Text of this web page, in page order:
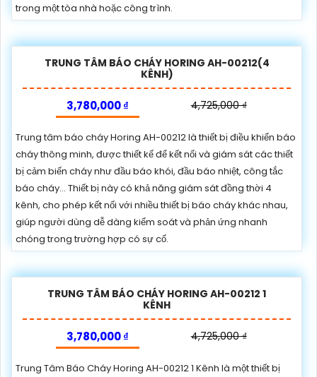
trong một tòa nhà hoặc công trình.
TRUNG TÂM BÁO CHÁY HORING AH-00212(4
KÊNH)
3,780,000 ₫ 4,725,000 ₫
Trung tâm báo cháy Horing AH-00212 là thiết bị điều khiển báo
cháy thông minh, được thiết kế để kết nối và giám sát các thiết
bị cảm biến cháy như đầu báo khói, đầu báo nhiệt, công tắc
báo cháy… Thiết bị này có khả năng giám sát đồng thời 4
kênh, cho phép kết nối với nhiều thiết bị báo cháy khác nhau,
giúp người dùng dễ dàng kiểm soát và phản ứng nhanh
chóng trong trường hợp có sự cố.
TRUNG TÂM BÁO CHÁY HORING AH-00212 1
KÊNH
3,780,000 ₫ 4,725,000 ₫
Trung Tâm Báo Cháy Horing AH-00212 1 Kênh là một thiết bị